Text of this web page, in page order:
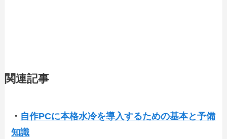
関連記事
・ 自作PCに本格水冷を導入するための基本と予備
知識